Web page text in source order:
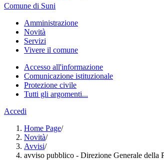
Comune di Suni
Amministrazione
Novità
Servizi
Vivere il comune
Accesso all'informazione
Comunicazione istituzionale
Protezione civile
Tutti gli argomenti...
Accedi
Home Page/
Novità/
Avvisi/
avviso pubblico - Direzione Generale della